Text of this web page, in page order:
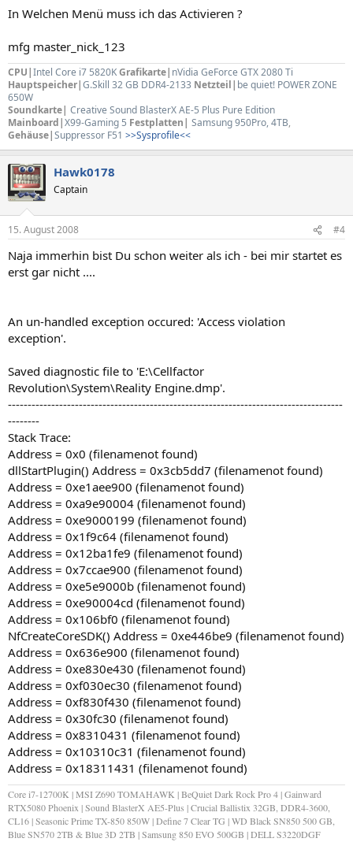
In Welchen Menü muss ich das Activieren ?
mfg master_nick_123
CPU|Intel Core i7 5820KGrafikarte| nVidia GeForce GTX 2080 Ti
Hauptspeicher|G.Skill 32 GB DDR4-2133 Netzteil| be quiet! POWER ZONE
650W
Soundkarte| Creative Sound BlasterX AE-5 Plus Pure Edition
Mainboard|X99-Gaming 5 Festplatten| Samsung 950Pro, 4TB,
Gehäuse|Suppressor F51 >>Sysprofile<<
Hawk0178
Captain
15. August 2008 #4
Naja immerhin bist Du schon weiter als ich - bei mir startet es
erst gar nicht ....
An un-handled exception occured: 'Access violation
exception'.
Saved diagnostic file to 'E:\Cellfactor
Revolution\System\Reality Engine.dmp'.
-------------------------------------------------------------------------------------
--------
Stack Trace:
Address = 0x0 (filenamenot found)
dllStartPlugin() Address = 0x3cb5dd7 (filenamenot found)
Address = 0xe1aee900 (filenamenot found)
Address = 0xa9e90004 (filenamenot found)
Address = 0xe9000199 (filenamenot found)
Address = 0x1f9c64 (filenamenot found)
Address = 0x12ba1fe9 (filenamenot found)
Address = 0x7ccae900 (filenamenot found)
Address = 0xe5e9000b (filenamenot found)
Address = 0xe90004cd (filenamenot found)
Address = 0x106bf0 (filenamenot found)
NfCreateCoreSDK() Address = 0xe446be9 (filenamenot found)
Address = 0x636e900 (filenamenot found)
Address = 0xe830e430 (filenamenot found)
Address = 0xf030ec30 (filenamenot found)
Address = 0xf830f430 (filenamenot found)
Address = 0x30fc30 (filenamenot found)
Address = 0x8310431 (filenamenot found)
Address = 0x10310c31 (filenamenot found)
Address = 0x18311431 (filenamenot found)
Core i7-12700K | MSI Z690 TOMAHAWK | BeQuiet Dark Rock Pro 4 | Gainward
RTX5080 Phoenix | Sound BlasterX AE5-Plus | Crucial Ballistix 32GB, DDR4-3600,
CL16 | Seasonic Prime TX-850 850W | Define 7 Clear TG | WD Black SN850 500 GB,
Blue SN570 2TB & Blue 3D 2TB | Samsung 850 EVO 500GB | DELL S3220DGF